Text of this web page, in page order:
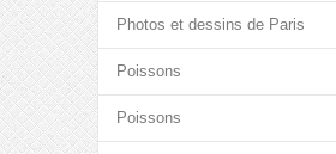
Photos et dessins de Paris
Poissons
Poissons